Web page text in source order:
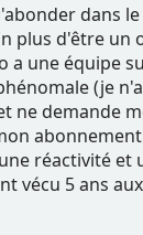
dans
plus d'être un
a une équipe
(je
ne demande
réactivité et
vécu 5 ans